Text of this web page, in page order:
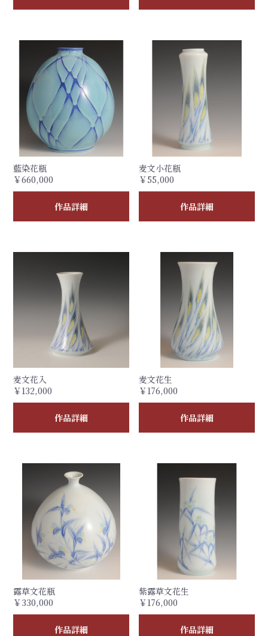
藍染花瓶
￥660,000
作品詳細
麦文小花瓶
￥55,000
作品詳細
麦文花入
￥132,000
作品詳細
麦文花生
￥176,000
作品詳細
露草文花瓶
￥330,000
作品詳細
紫露草文花生
￥176,000
作品詳細